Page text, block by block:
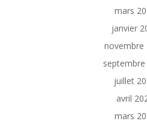
mars
janvier
novembre
septembre
juillet
avril
mars